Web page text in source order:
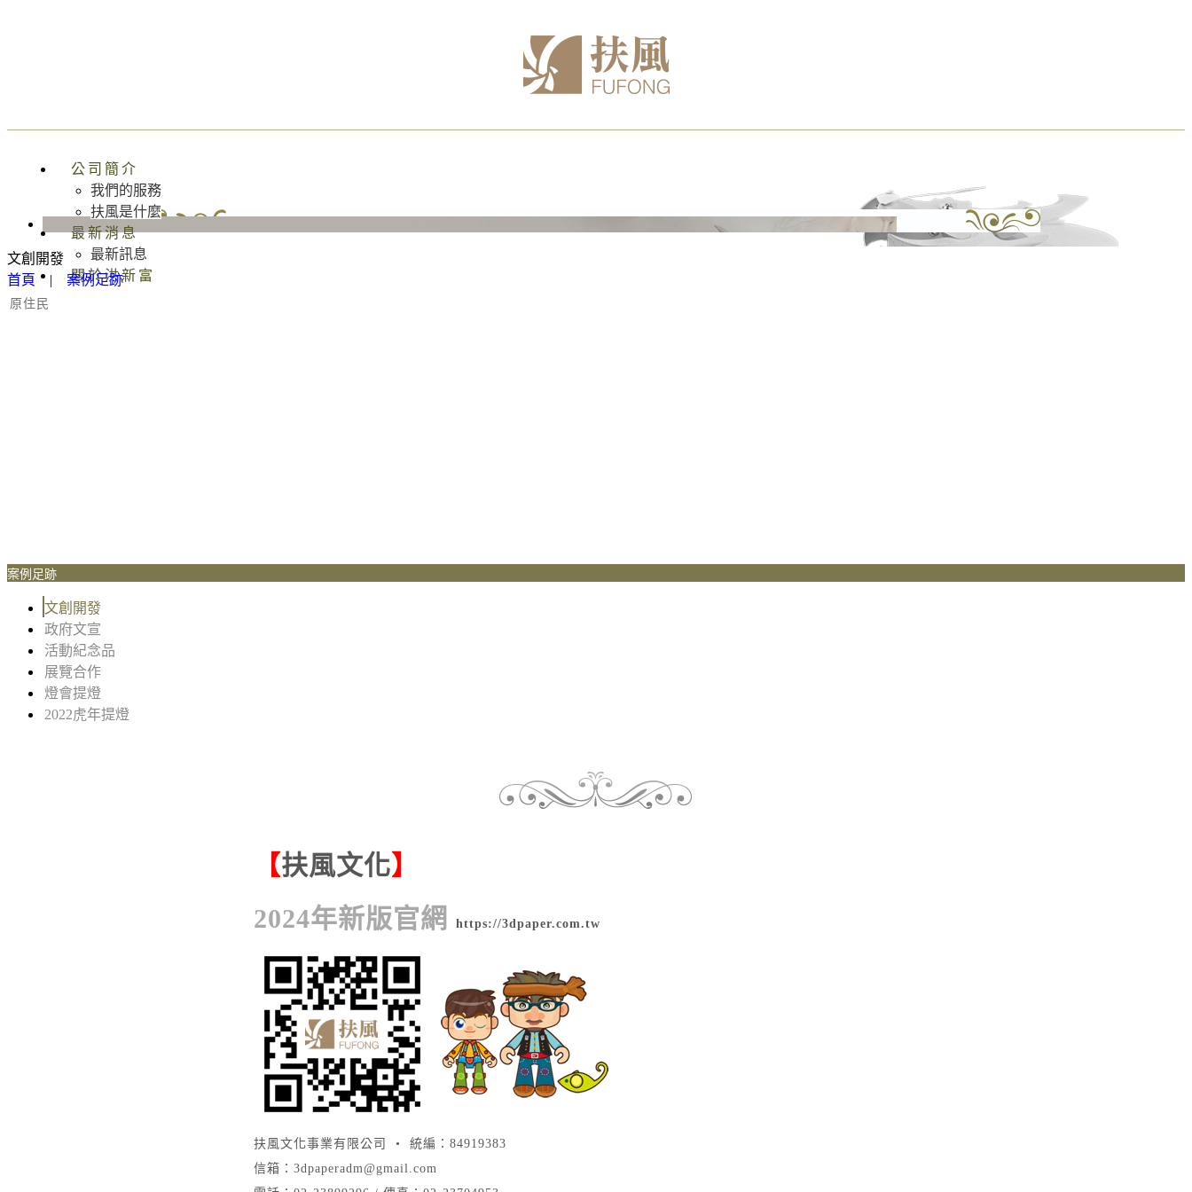
公司簡介
我們的服務
扶風是什麼
最新消息
最新訊息
關於洪新富
文創開發
首頁 | 案例足跡
原住民
案例足跡
文創開發
政府文宣
活動紀念品
展覽合作
燈會提燈
2022虎年提燈
【扶風文化】
2024年新版官網
https://3dpaper.com.tw
扶風文化事業有限公司 • 統編：84919383
信箱： 3dpaperadm@gmail.com